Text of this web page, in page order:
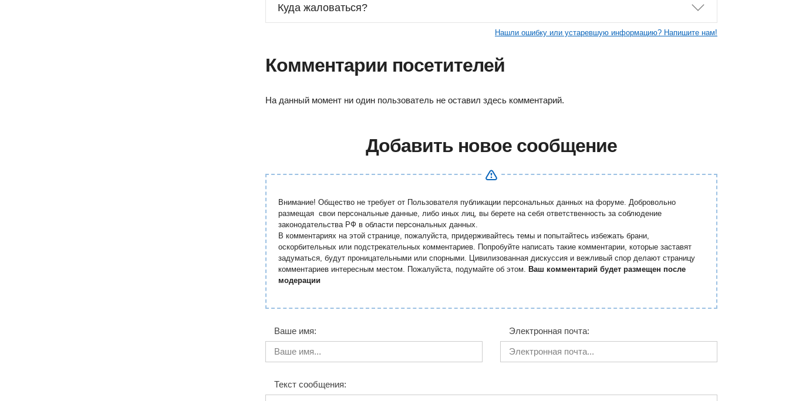
Куда жаловаться?
Нашли ошибку или устаревшую информацию? Напишите нам!
Комментарии посетителей
На данный момент ни один пользователь не оставил здесь комментарий.
Добавить новое сообщение
Внимание! Общество не требует от Пользователя публикации персональных данных на форуме. Добровольно
размещая свои персональные данные, либо иных лиц, вы берете на себя ответственность за соблюдение
законодательства РФ в области персональных данных.
В комментариях на этой странице, пожалуйста, придерживайтесь темы и попытайтесь избежать брани,
оскорбительных или подстрекательных комментариев. Попробуйте написать такие комментарии, которые заставят
задуматься, будут проницательными или спорными. Цивилизованная дискуссия и вежливый спор делают страницу
комментариев интересным местом. Пожалуйста, подумайте об этом. Ваш комментарий будет размещен после
модерации
Ваше имя: Электронная почта:
Текст сообщения: